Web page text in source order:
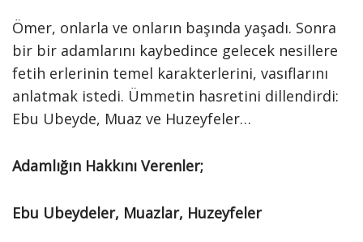
Ömer, onlarla ve onların başında yaşadı. Sonra
bir bir adamlarını kaybedince gelecek nesillere
fetih erlerinin temel karakterlerini, vasıflarını
anlatmak istedi. Ümmetin hasretini dillendirdi:
Ebu Ubeyde, Muaz ve Huzeyfeler…
Adamlığın Hakkını Verenler;
Ebu Ubeydeler, Muazlar, Huzeyfeler